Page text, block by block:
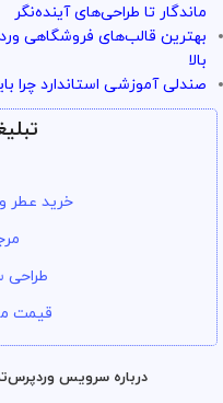
ماندگار تا طراحی‌های آینده‌نگر
بهترین قالب‌های فروشگاهی
بالا
صندلی آموزشی استاندارد چرا
خرید عطر
طراحی
قیمت
درباره سرویس وردپرس